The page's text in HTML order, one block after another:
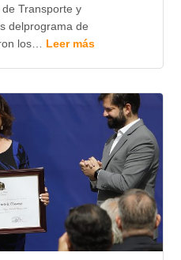
Transporte y
delprograma de
los… Leer más